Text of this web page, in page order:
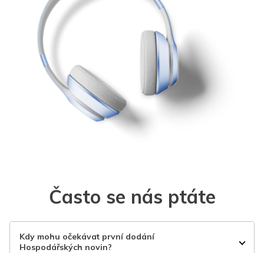
Často se nás ptáte
Kdy mohu očekávat první dodání
Hospodářských novin?